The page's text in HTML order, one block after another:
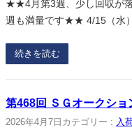
★★4月第3週、少し回収が
週も満量です★★ 4/15（水
続きを読む
第468回 ＳＧオークショ
2026年4月7日 カテゴリー : 入